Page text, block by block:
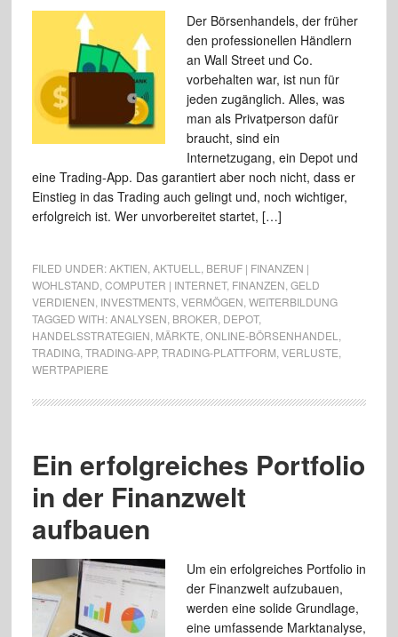
Der Börsenhandels, der früher
den professionellen Händlern
an Wall Street und Co.
vorbehalten war, ist nun für
jeden zugänglich. Alles, was
man als Privatperson dafür
braucht, sind ein
Internetzugang, ein Depot und
eine Trading-App. Das garantiert aber noch nicht, dass er
Einstieg in das Trading auch gelingt und, noch wichtiger,
erfolgreich ist. Wer unvorbereitet startet, […]
FILED UNDER:AKTIEN AKTUELL
BERUF | FINANZEN |
WOHLSTAND COMPUTER | INTERNET, FINANZEN GELD
VERDIENEN INVESTMENTS, VERMÖGEN WEITERBILDUNG
TAGGED WITH:ANALYSEN BROKER DEPOT,
HANDELSSTRATEGIEN MÄRKTE ONLINE-BÖRSENHANDEL
TRADING, TRADING-APP, TRADING-PLATTFORM VERLUSTE
WERTPAPIERE
Ein erfolgreiches Portfolio
in der Finanzwelt
aufbauen
Um ein erfolgreiches Portfolio in
der Finanzwelt aufzubauen,
werden eine solide Grundlage,
eine umfassende Marktanalyse,